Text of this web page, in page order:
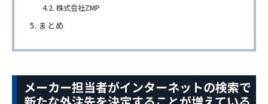
株式会社ZMP
まとめ
メーカー担当者がインターネットの検索で